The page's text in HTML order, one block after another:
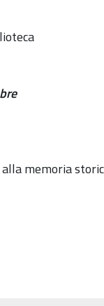
memoria